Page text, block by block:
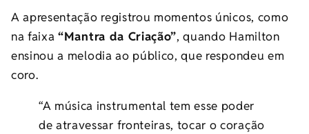
A apresentação registrou momentos únicos, como
na faixa“Mantra da Criação”, quando Hamilton
ensinou a melodia ao público, que respondeu em
coro.
“A música instrumental tem esse poder
de atravessar fronteiras, tocar o coração